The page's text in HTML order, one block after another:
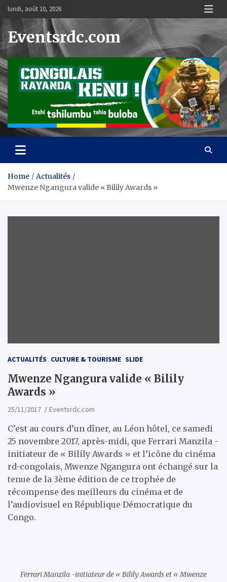
Skip
content
lundi, août 10, 2026
Eventsrdc.com
Home
Actualités
Mwenze Ngangura valide « Bilily Awards »
ACTUALITÉS CULTURE & TOURISME SLIDE
Mwenze Ngangura valide « Bilily
Awards »
25/11/2017 Eventsrdc.com
C’est au cours d’un dîner, au Léon hôtel, ce samedi
25 novembre 2017, après-midi, que Ferrari Manzila -
initiateur de « Bilily Awards » et l’icône du cinéma
rd-congolais, Mwenze Ngangura ont échangé sur la
tenue de la 3ème édition de ce trophée de
récompense des meilleurs du cinéma et de
l’audiovisuel en République Démocratique du
Congo.
Ferrari Manzila -initiateur de « Bilily Awards et « Mwenze